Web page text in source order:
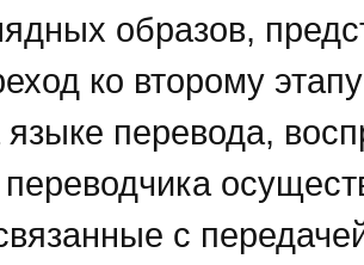
образов,
ко второму
перевода,
переводчика
с